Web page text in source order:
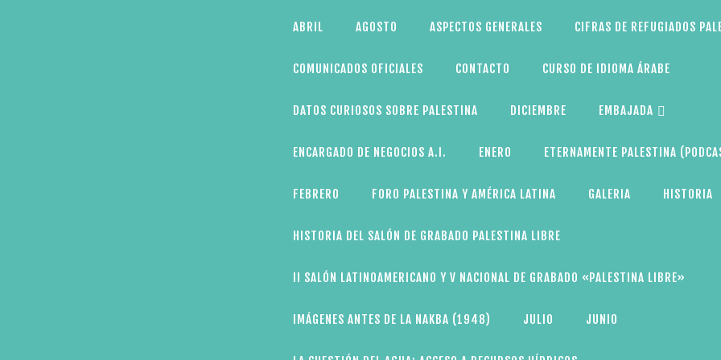
ABRIL AGOSTO ASPECTOS GENERALES CIFRAS DE REFUGIADOS
COMUNICADOS OFICIALES CONTACTO CURSO DE IDIOMA ÁRABE
DATOS CURIOSOS SOBRE PALESTINA DICIEMBRE EMBAJADA
ENCARGADO DE NEGOCIOS A.I. ENERO ETERNAMENTE PALESTINA
FEBRERO FORO PALESTINA Y AMÉRICA LATINA GALERIA HISTORIA
HISTORIA DEL SALÓN DE GRABADO PALESTINA LIBRE
II SALÓN LATINOAMERICANO Y V NACIONAL DE GRABADO «PALESTINA LIBRE»
IMÁGENES ANTES DE LA NAKBA (1948) JULIO JUNIO